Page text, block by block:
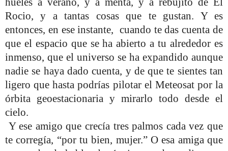
Rocio, y a tantas cosas que te gustan. Y es
entonces, en ese instante, cuando te das cuenta de
que el espacio que se ha abierto a tu alrededor es
inmenso, que el universo se ha expandido aunque
nadie se haya dado cuenta, y de que te sientes tan
ligero que hasta podrías pilotar el Meteosat por la
órbita geoestacionaria y mirarlo todo desde el
cielo.
Y ese amigo que crecía tres palmos cada vez que
te corregía, “por tu bien, mujer.” O esa amiga que